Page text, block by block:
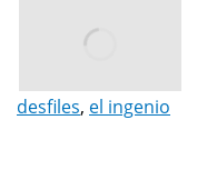
desfiles, el ingenio